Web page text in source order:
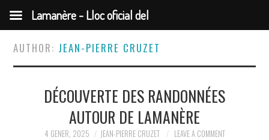
AUTHOR: JEAN-PIERRE CRUZET
DÉCOUVERTE DES RANDONNÉES
AUTOUR DE LAMANÈRE
4 GENER, 2025 JEAN-PIERRE CRUZET LEAVE A COMMENT
Lamanère - Lloc oficial del
municipi